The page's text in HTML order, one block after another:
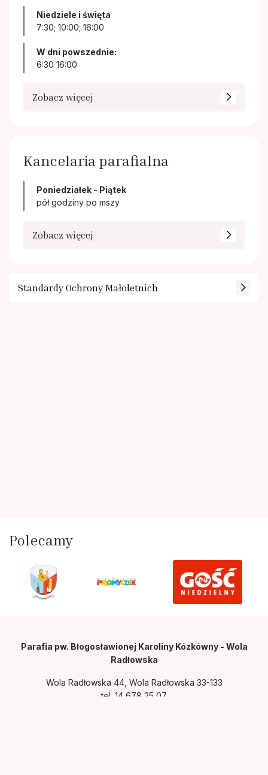
Niedziele i święta
7:30; 10:00; 16:00
W dni powszednie:
6:30 16:00
Zobacz więcej
Kancelaria parafialna
Poniedziałek - Piątek
pół godziny po mszy
Zobacz więcej
Standardy Ochrony Małoletnich
Polecamy
Parafia pw. Błogosławionej Karoliny Kózkówny - Wola
Radłowska
Wola Radłowska 44, Wola Radłowska 33-133
tel. 14 678 25 07